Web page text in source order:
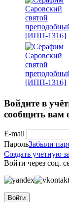
Войдите в
сообщить вам
E-mail
ПарольЗабыли
Создать учетную
Войти через соц.
Войти